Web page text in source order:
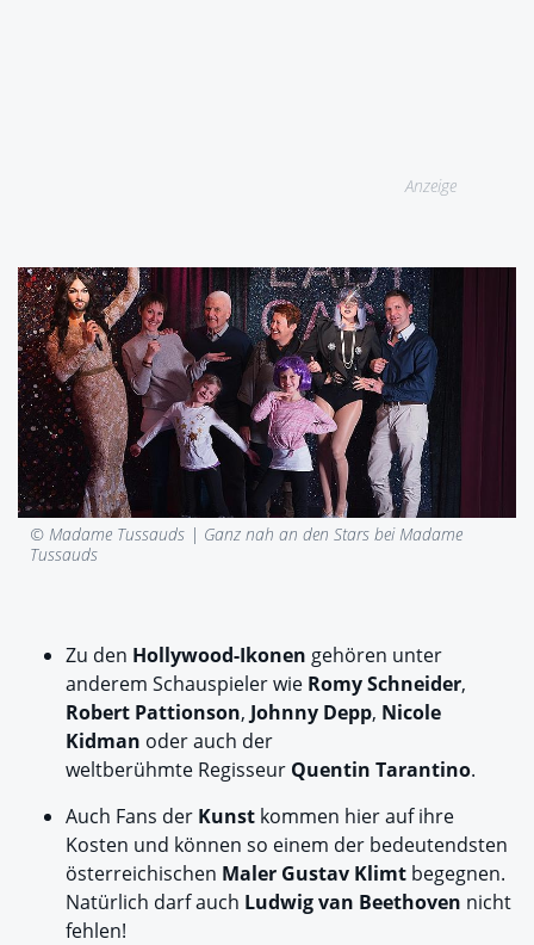
Anzeige
© Madame Tussauds | Ganz nah an den Stars bei Madame
Tussauds
Zu den Hollywood-Ikonen gehören unter
anderem Schauspieler wie Romy Schneider,
Robert Pattionson, Johnny Depp, Nicole
Kidman oder auch der
weltberühmte Regisseur Quentin Tarantino.
Auch Fans der Kunst kommen hier auf ihre
Kosten und können so einem der bedeutendsten
österreichischen Maler Gustav Klimt begegnen.
Natürlich darf auch Ludwig van Beethoven nicht
fehlen!